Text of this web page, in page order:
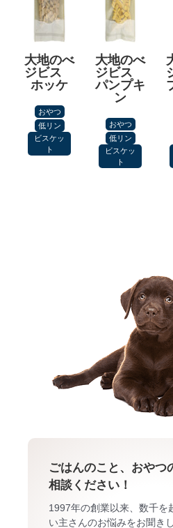
大地のべ
ジビス
ホッケ
おやつ
低リン
ビスケッ
ト
大地のべ
ジビス
パンプキ
ン
おやつ
低リン
ビスケッ
ト
ごはんのこと、おやつ
相談ください！
1997年の創業以来、数千を
い主さんのお悩みをお聞き